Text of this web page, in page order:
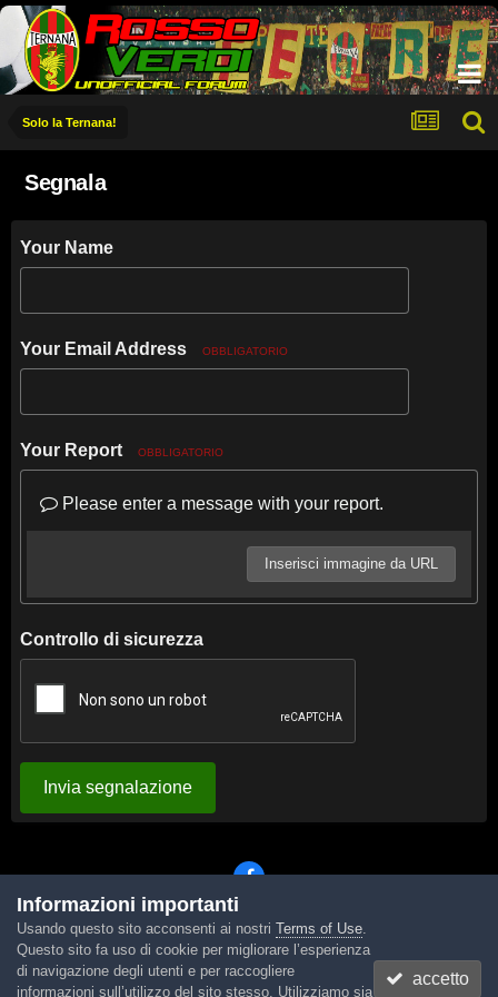
Solo la Ternana!
Segnala
Your Name
Your Email Address OBBLIGATORIO
Your Report OBBLIGATORIO
Please enter a message with your report.
Inserisci immagine da URL
Controllo di sicurezza
Invia segnalazione
Lingua Tema Contattaci Cookies
Powered by Invision Community
Informazioni importanti
Usando questo sito acconsenti ai nostri Terms of Use.
Questo sito fa uso di cookie per migliorare l’esperienza
di navigazione degli utenti e per raccogliere
informazioni sull’utilizzo del sito stesso. Utilizziamo sia
accetto